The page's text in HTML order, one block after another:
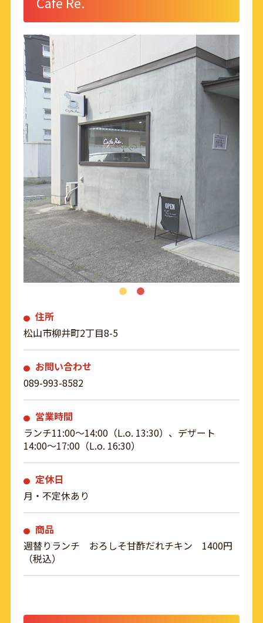
住所
松山市柳井町2丁目8-5
お問い合わせ
089-993-8582
営業時間
ランチ11:00～14:00（L.o. 13:30）、デザート
14:00〜17:00（L.o. 16:30）
定休日
月・不定休あり
商品
週替りランチ おろしそ甘酢だれチキン 1400円
（税込）